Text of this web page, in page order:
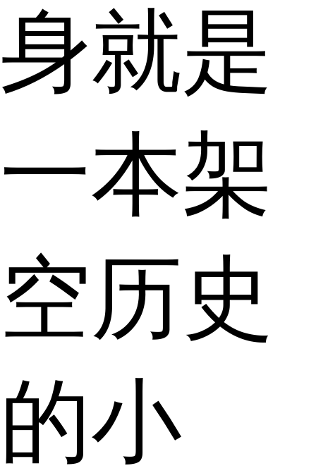
身就是
一本架
空历史
的小